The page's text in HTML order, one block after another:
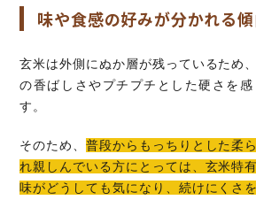
味や食感の好みが分かれる
玄米は外側にぬか層が残っているため
の香ばしさやプチプチとした硬さを
す。
そのため、普段からもっちりとした柔
れ親しんでいる方にとっては、玄米特
味がどうしても気になり、続けにくさ